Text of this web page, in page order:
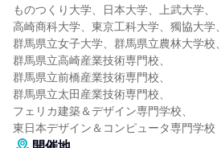
ものつくり大学、日本大学、上武大学、
高崎商科大学、東京工科大学、獨協大学、
群馬県立女子大学、群馬県立農林大学校、
群馬県立高崎産業技術専門校、
群馬県立前橋産業技術専門校、
群馬県立太田産業技術専門校、
フェリカ建築＆デザイン専門学校、
東日本デザイン＆コンピュータ専門学校